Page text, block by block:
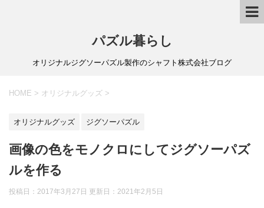
パズル暮らし
オリジナルジグソーパズル製作のシャフト株式会社ブログ
HOME > オリジナルグッズ >
オリジナルグッズ ジグソーパズル
画像の色をモノクロにしてジグソーパズ
ルを作る
投稿日：2017年3月27日 更新日： 2021年2月5日